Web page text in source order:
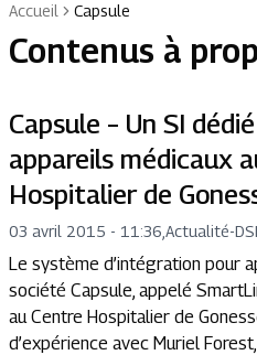
Accueil
Capsule
Contenus à
Capsule – Un SI
appareils médicaux
Hospitalier de
03 avril 2015 - 11:36 Actualité-
Le système d’intégration pour
société Capsule, appelé
au Centre Hospitalier de
d’expérience avec Muriel